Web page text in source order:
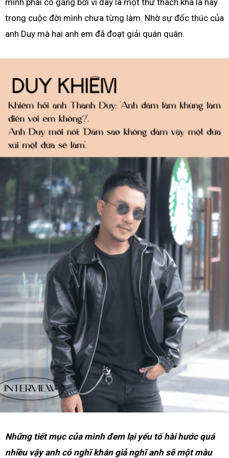
trong cuộc đời mình chưa từng làm. Nhờ sự đốc thúc của
anh Duy mà hai anh em đã đoạt giải quán quân.
Những tiết mục của mình đem lại yếu tố hài hước quá
nhiều vậy anh có nghĩ khán giả nghĩ anh sẽ một màu